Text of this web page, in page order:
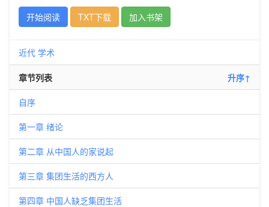
开始阅读
TXT下载 加入书架
近代 学术
章节列表 升序↑
自序
第一章 绪论
第二章 从中国人的家说起
第三章 集团生活的西方人
第四章 中国人缺乏集团生活